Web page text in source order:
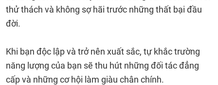
thử thách và không sợ hãi trước những thất bại đầu
đời.
Khi bạn độc lập và trở nên xuất sắc, tự khắc trường
năng lượng của bạn sẽ thu hút những đối tác đẳng
cấp và những cơ hội làm giàu chân chính.